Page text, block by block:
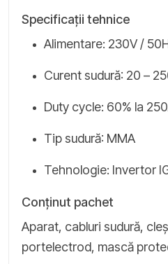
Specificații tehnice
Alimentare: 230V /
Curent sudură: 20 –
Duty cycle: 60% la
Tip sudură: MMA
Tehnologie: Invertor
Conținut pachet
Aparat, cabluri sudură,
portelectrod, mască